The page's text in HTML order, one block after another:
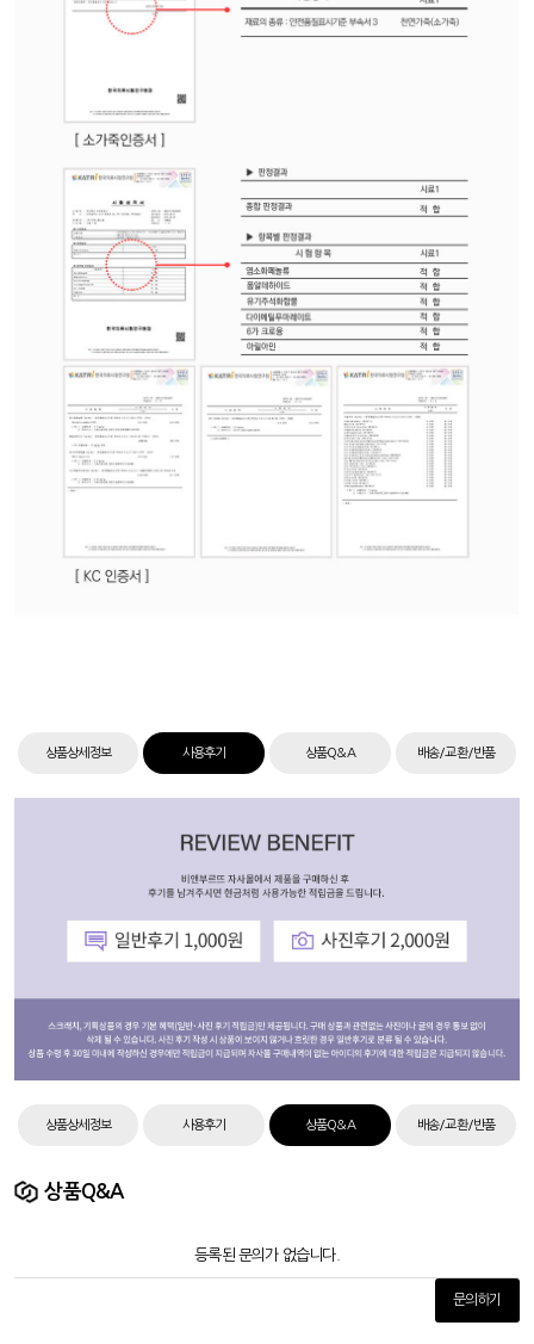
상품상세정보 사용후기 상품Q&A 배송/교환/반품
상품상세정보 사용후기 상품Q&A 배송/교환/반품
상품Q&A
등록된 문의가 없습니다.
문의하기